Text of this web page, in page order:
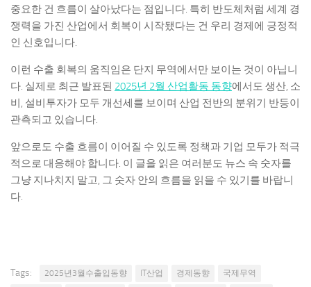
중요한 건 흐름이 살아났다는 점입니다. 특히 반도체처럼 세계 경
쟁력을 가진 산업에서 회복이 시작됐다는 건 우리 경제에 긍정적
인 신호입니다.
이런 수출 회복의 움직임은 단지 무역에서만 보이는 것이 아닙니
다. 실제로 최근 발표된 2025년 2월 산업활동 동향에서도 생산, 소
비, 설비투자가 모두 개선세를 보이며 산업 전반의 분위기 반등이
관측되고 있습니다.
앞으로도 수출 흐름이 이어질 수 있도록 정책과 기업 모두가 적극
적으로 대응해야 합니다. 이 글을 읽은 여러분도 뉴스 속 숫자를
그냥 지나치지 말고, 그 숫자 안의 흐름을 읽을 수 있기를 바랍니
다.
Tags: 2025년3월수출입동향 IT산업 경제동향
국제무역